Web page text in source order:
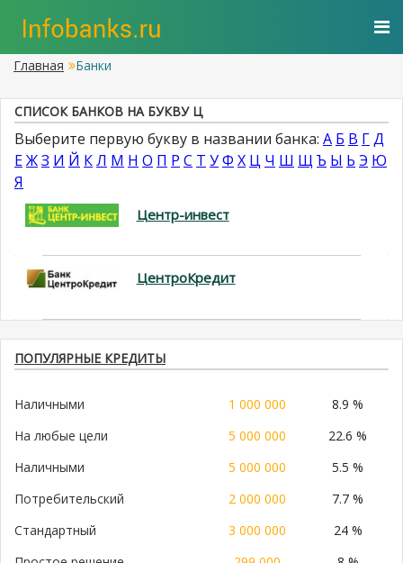
Главная Банки
СПИСОК БАНКОВ НА БУКВУ Ц
Выберите первую букву в названии банка: А Б В ГД
ЕЖЗ И Й КЛ М Н О П Р С Т УФ Х Ц Ч Ш Щ Ъ Ы Ь Э Ю
Я
Центр-инвест
ЦентроКредит
ПОПУЛЯРНЫЕ КРЕДИТЫ
Наличными 1 000 000
8.9 %
На любые цели
5 000 000
22.6 %
Наличными
5 000 000
5.5 %
Потребительский
2 000 000
7.7 %
Стандартный
3 000 000
24 %